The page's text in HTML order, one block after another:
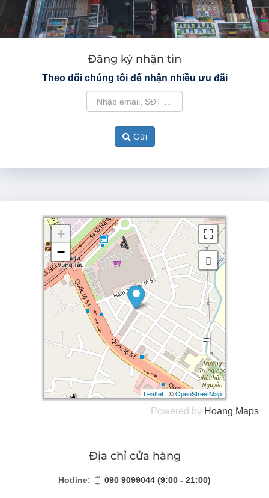
Đăng ký nhận tin
Theo dõi chúng tôi để nhận nhiều ưu đãi
Gửi
+
−
Leaflet | ©OpenStreetMap
+
−
Leaflet | ©OpenStreetMap
Powered by Hoang Maps
Địa chỉ cửa hàng
Hotline: 090 9099044 (9:00 - 21:00)